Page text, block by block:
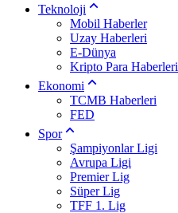
Teknoloji
Mobil Haberler
Uzay Haberleri
E-Dünya
Kripto Para Haberleri
Ekonomi
TCMB Haberleri
FED
Spor
Şampiyonlar Ligi
Avrupa Ligi
Premier Lig
Süper Lig
TFF 1. Lig